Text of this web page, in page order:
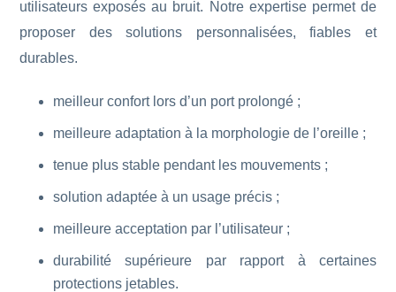
utilisateurs exposés au bruit. Notre expertise permet de
proposer des solutions personnalisées, fiables et
durables.
meilleur confort lors d’un port prolongé ;
meilleure adaptation à la morphologie de l’oreille ;
tenue plus stable pendant les mouvements ;
solution adaptée à un usage précis ;
meilleure acceptation par l’utilisateur ;
durabilité supérieure par rapport à certaines
protections jetables.